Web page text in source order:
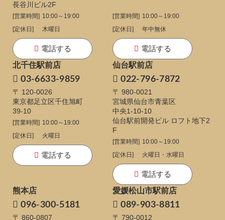
長谷川ビル2F
[営業時間] 10:00～19:00
[定休日]
木曜日
電話する
[営業時間] 10:00～19:00
[定休日]
年中無休
電話する
北千住駅前店
03-6633-9859
〒 120-0026
東京都足立区千住旭町
39-10
[営業時間] 10:00～19:00
[定休日]
火曜日
電話する
仙台駅前店
022-796-7872
〒 980-0021
宮城県仙台市青葉区
中央1-10-10
仙台駅前開発ビル ロフト地下2
F
[営業時間] 10:00～19:00
[定休日]
火曜日・水曜日
電話する
熊本店
096-300-5181
〒 860-0807
愛媛松山市駅前店
089-903-8811
〒 790-0012